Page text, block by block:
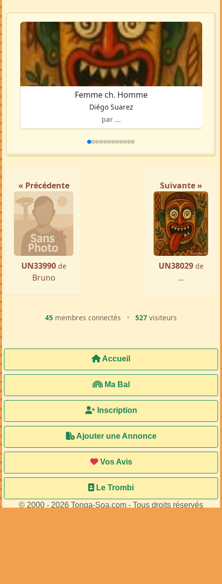
Femme ch. Homme
Diégo Suarez
par ...
« Précédente
UN33990 de
Bruno
Suivante »
UN38029 de
...
45 membres connectés • 527 visiteurs
Accueil
Ma Bal
Inscription
Ajouter une Annonce
Vos Avis
Le Trombi
© 2000 - 2026 Tonga-Soa.com - Tous droits réservés